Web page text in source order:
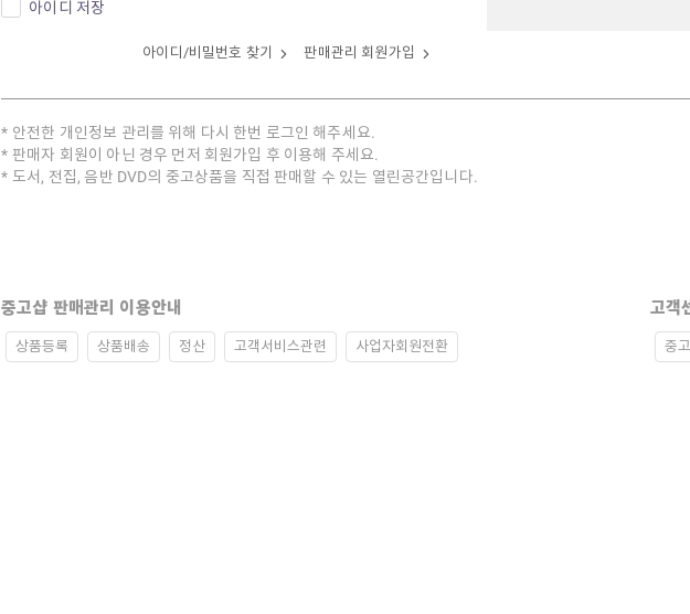
아이디 저장
아이디/비밀번호 찾기 판매관리 회원가입
안전한 개인정보 관리를 위해 다시 한번 로그인 해주세요.
판매자 회원이 아닌 경우 먼저 회원가입 후 이용해 주세요.
도서, 전집, 음반 DVD의 중고상품을 직접 판매할 수 있는 열린공간입니다.
중고샵 판매관리 이용안내
상품등록 상품배송 정산 고객서비스관련 사업자회원전환
고객
중